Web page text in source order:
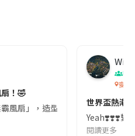
！🤣
風扇」，造型搶眼而且完美復刻
吹
麥當
世界盃熱潮
Yeah❣️❣️❣️對
閱讀更多